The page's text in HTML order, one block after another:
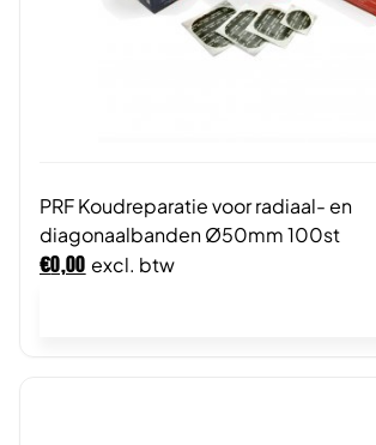
PRF Koudreparatie voor radiaal- en
diagonaalbanden Ø50mm 100st
€0,00 excl. btw